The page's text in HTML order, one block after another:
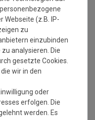
Imprägnierung mit
geprüft und
mit Tests:
Webseite (z.B. IP-
zu
einzubinden
analysieren. Die
gesetzte Cookies.
wir in den
oder
erfolgen. Die
werden. Es